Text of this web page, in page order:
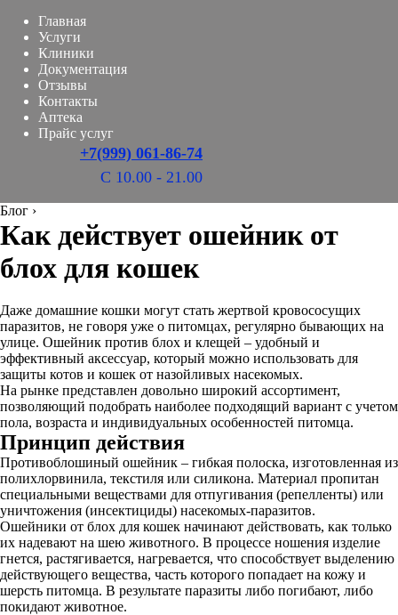
Главная
Услуги
Клиники
Документация
Отзывы
Контакты
Аптека
Прайс услуг
+7(999) 061-86-74
С 10.00 - 21.00
Блог ›
Как действует ошейник от
блох для кошек
Даже домашние кошки могут стать жертвой кровососущих
паразитов, не говоря уже о питомцах, регулярно бывающих на
улице. Ошейник против блох и клещей – удобный и
эффективный аксессуар, который можно использовать для
защиты котов и кошек от назойливых насекомых.
На рынке представлен довольно широкий ассортимент,
позволяющий подобрать наиболее подходящий вариант с учетом
пола, возраста и индивидуальных особенностей питомца.
Принцип действия
Противоблошиный ошейник – гибкая полоска, изготовленная из
полихлорвинила, текстиля или силикона. Материал пропитан
специальными веществами для отпугивания (репелленты) или
уничтожения (инсектициды) насекомых-паразитов.
Ошейники от блох для кошек начинают действовать, как только
их надевают на шею животного. В процессе ношения изделие
гнется, растягивается, нагревается, что способствует выделению
действующего вещества, часть которого попадает на кожу и
шерсть питомца. В результате паразиты либо погибают, либо
покидают животное.